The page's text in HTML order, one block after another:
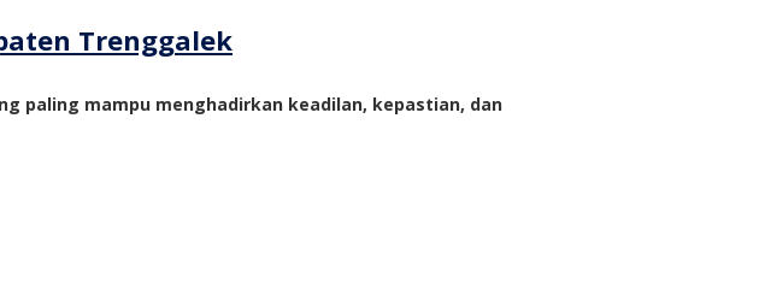
Trenggalek
paling mampu menghadirkan keadilan, kepastian, dan